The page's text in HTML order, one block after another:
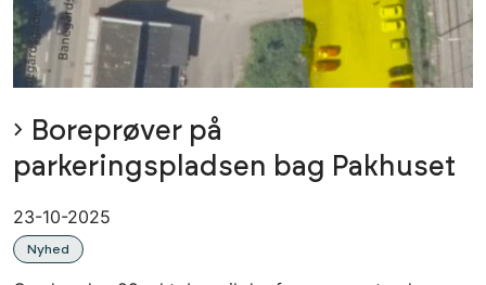
Boreprøver på
parkeringspladsen bag Pakhuset
23-10-2025
Nyhed